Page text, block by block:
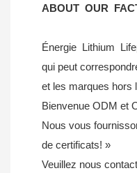
ABOUT OUR
Énergie Lithium
qui peut
et les marques hors
Bienvenue ODM et
Nous vous
de certificats! »
Veuillez nous